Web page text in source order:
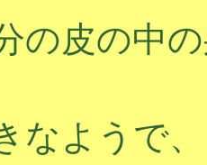
の皮の中
なようで